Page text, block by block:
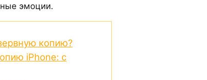
эмоции.
копию?
iPhone: с